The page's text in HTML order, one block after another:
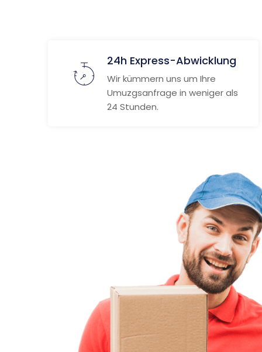
24h Express-Abwicklung
Wir kümmern uns um Ihre
Umuzgsanfrage in weniger als
24 Stunden.